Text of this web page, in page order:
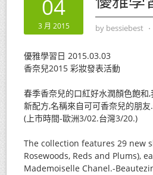
04
3 月 2015 by bessiebest ⋅
優雅學習日 2015.03.03
香奈兒2015 彩妝發表活動
春季香奈兒的口紅好水潤顏色飽
新配方,名稱來自可可香奈兒的朋
(上市時間-歐洲3/02.台灣3/20.)
The collection features 29 new
Rosewoods, Reds and Plums),
Mademoiselle Chanel.-